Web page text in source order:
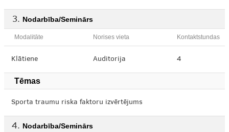
Nodarbība/Seminārs
Modalitāte Norises vieta Kontaktstundas
Klātiene Auditorija 4
Tēmas
Sporta traumu riska faktoru izvērtējums
Nodarbība/Seminārs